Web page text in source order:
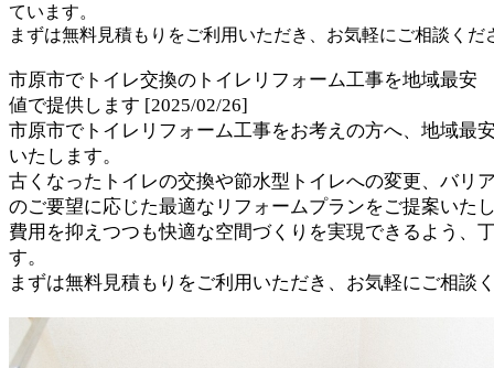
ています。
まずは無料見積もりをご利用いただき、お気軽にご相談くだ
市原市でトイレ交換のトイレリフォーム工事を地域最安
値で提供します [2025/02/26]
市原市でトイレリフォーム工事をお考えの方へ、地域最
いたします。
古くなったトイレの交換や節水型トイレへの変更、バリ
のご要望に応じた最適なリフォームプランをご提案いた
費用を抑えつつも快適な空間づくりを実現できるよう、
す。
まずは無料見積もりをご利用いただき、お気軽にご相談